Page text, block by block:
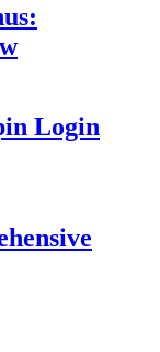
Login